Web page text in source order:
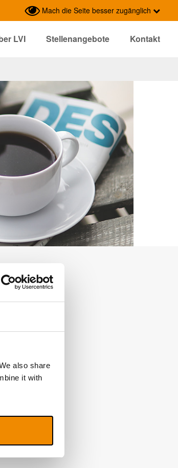
also share
it with
Mach die Seite besser zugänglich
LVI Stellenangebote
Kontakt